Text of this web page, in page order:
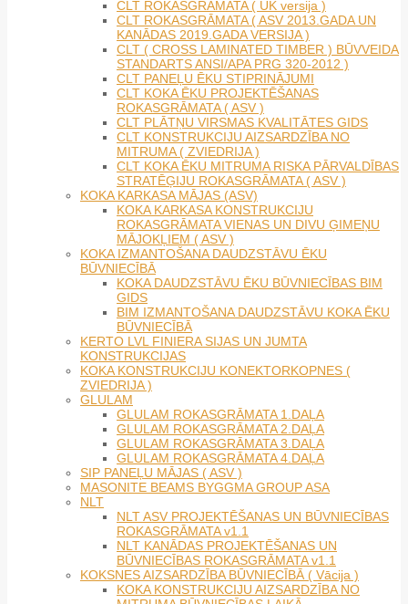
CLT ROKASGRĀMATA ( UK versija )
CLT ROKASGRĀMATA ( ASV 2013.GADA UN
KANĀDAS 2019.GADA VERSIJA )
CLT ( CROSS LAMINATED TIMBER ) BŪVVEIDA
STANDARTS ANSI/APA PRG 320-2012 )
CLT PANEĻU ĒKU STIPRINĀJUMI
CLT KOKA ĒKU PROJEKTĒŠANAS
ROKASGRĀMATA ( ASV )
CLT PLĀTŅU VIRSMAS KVALITĀTES GIDS
CLT KONSTRUKCIJU AIZSARDZĪBA NO
MITRUMA ( ZVIEDRIJA )
CLT KOKA ĒKU MITRUMA RISKA PĀRVALDĪBAS
STRATĒĢIJU ROKASGRĀMATA ( ASV )
KOKA KARKASA MĀJAS (ASV)
KOKA KARKASA KONSTRUKCIJU
ROKASGRĀMATA VIENAS UN DIVU ĢIMEŅU
MĀJOKĻIEM ( ASV )
KOKA IZMANTOŠANA DAUDZSTĀVU ĒKU
BŪVNIECĪBĀ
KOKA DAUDZSTĀVU ĒKU BŪVNIECĪBAS BIM
GIDS
BIM IZMANTOŠANA DAUDZSTĀVU KOKA ĒKU
BŪVNIECĪBĀ
KERTO LVL FINIERA SIJAS UN JUMTA
KONSTRUKCIJAS
KOKA KONSTRUKCIJU KONEKTORKOPNES (
ZVIEDRIJA )
GLULAM
GLULAM ROKASGRĀMATA 1.DAĻA
GLULAM ROKASGRĀMATA 2.DAĻA
GLULAM ROKASGRĀMATA 3.DAĻA
GLULAM ROKASGRĀMATA 4.DAĻA
SIP PANEĻU MĀJAS ( ASV )
MASONITE BEAMS BYGGMA GROUP ASA
NLT
NLT ASV PROJEKTĒŠANAS UN BŪVNIECĪBAS
ROKASGRĀMATA v1.1
NLT KANĀDAS PROJEKTĒŠANAS UN
BŪVNIECĪBAS ROKASGRĀMATA v1.1
KOKSNES AIZSARDZĪBA BŪVNIECĪBĀ ( Vācija )
KOKA KONSTRUKCIJU AIZSARDZĪBA NO